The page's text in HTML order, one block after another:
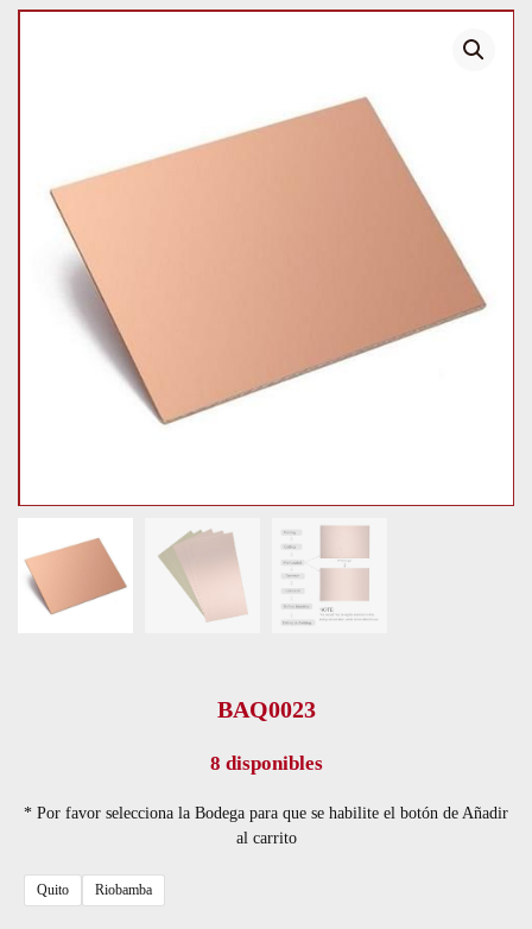
BAQ0023
8 disponibles
* Por favor selecciona la Bodega para que se habilite el botón de Añadir
al carrito
Quito Riobamba